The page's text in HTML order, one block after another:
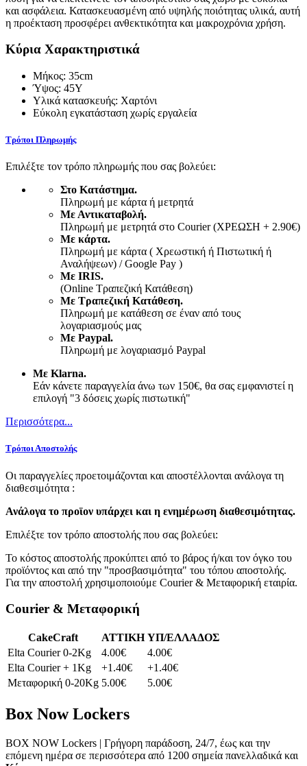
και ασφάλεια. Κατασκευασμένη από υψηλής ποιότητας υλικά, αυτή
η προέκταση προσφέρει ανθεκτικότητα και μακροχρόνια χρήση.
Κύρια Χαρακτηριστικά
Μήκος: 35cm
Ύψος: 45Υ
Υλικά κατασκευής: Χαρτόνι
Εύκολη εγκατάσταση χωρίς εργαλεία
Τρόποι Πληρωμής
Επιλέξτε τον τρόπο πληρωμής που σας βολεύει:
Στο Κατάστημα.
Πληρωμή με κάρτα ή μετρητά
Με Αντικαταβολή.
Πληρωμή με μετρητά στο Courier (ΧΡΕΩΣΗ + 2.90€)
Με κάρτα.
Πληρωμή με κάρτα ( Χρεωστική ή Πιστωτική ή
Αναλήψεων) / Google Pay )
Με IRIS.
(Online Τραπεζική Κατάθεση)
Με Τραπεζική Κατάθεση.
Πληρωμή με κατάθεση σε έναν από τους
λογαριασμούς μας
Με Paypal.
Πληρωμή με λογαριασμό Paypal
Με Klarna.
Εάν κάνετε παραγγελία άνω των 150€, θα σας εμφανιστεί η
επιλογή "3 δόσεις χωρίς πιστωτική"
Περισσότερα...
Τρόποι Αποστολής
Οι παραγγελίες προετοιμάζονται και αποστέλλονται ανάλογα τη
διαθεσιμότητα :
Ανάλογα το προϊoν υπάρχει και η ενημέρωση διαθεσιμότητας.
Επιλέξτε τον τρόπο αποστολής που σας βολεύει:
Το κόστος αποστολής προκύπτει από το βάρος ή/και τον όγκο του
προϊόντος και από την "προσβασιμότητα" του τόπου αποστολής.
Για την αποστολή χρησιμοποιούμε Courier & Μεταφορική εταιρία.
Courier & Μεταφορική
CakeCraft ATTIKH ΥΠ/ΕΛΛΑΔΟΣ
Elta Courier 0-2Kg
4.00€
4.00€
Elta Courier + 1Kg
+1.40€
+1.40€
Μεταφορική 0-20Kg 5.00€ 5.00€
Box Now Lockers
BOX NOW Lockers | Γρήγορη παράδοση, 24/7, έως και την
επόμενη ημέρα σε περισσότερα από 1200 σημεία πανελλαδικά και